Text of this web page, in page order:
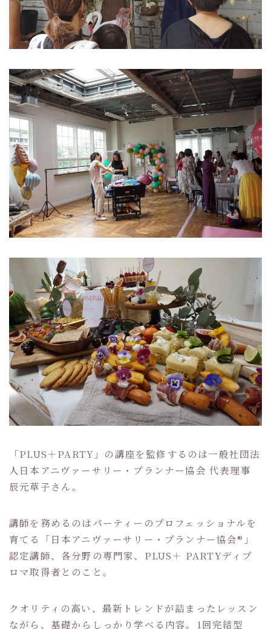
「PLUS＋PARTY」の講座を監修するのは一般社団法
人日本アニヴァーサリー・プランナー協会 代表理事
辰元草子さん。
講師を務めるのはパーティーのプロフェッショナルを
育てる「日本アニヴァーサリー・プランナー協会®」
認定講師、各分野の専門家、PLUS＋ PARTYディプ
ロマ取得者とのこと。
クオリティの高い、最新トレンドが詰まったレッスン
ながら、基礎からしっかり学べる内容。1回完結型